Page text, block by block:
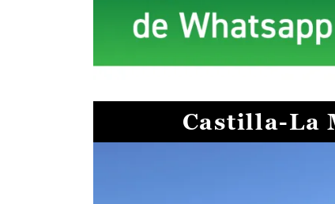
Castilla-La